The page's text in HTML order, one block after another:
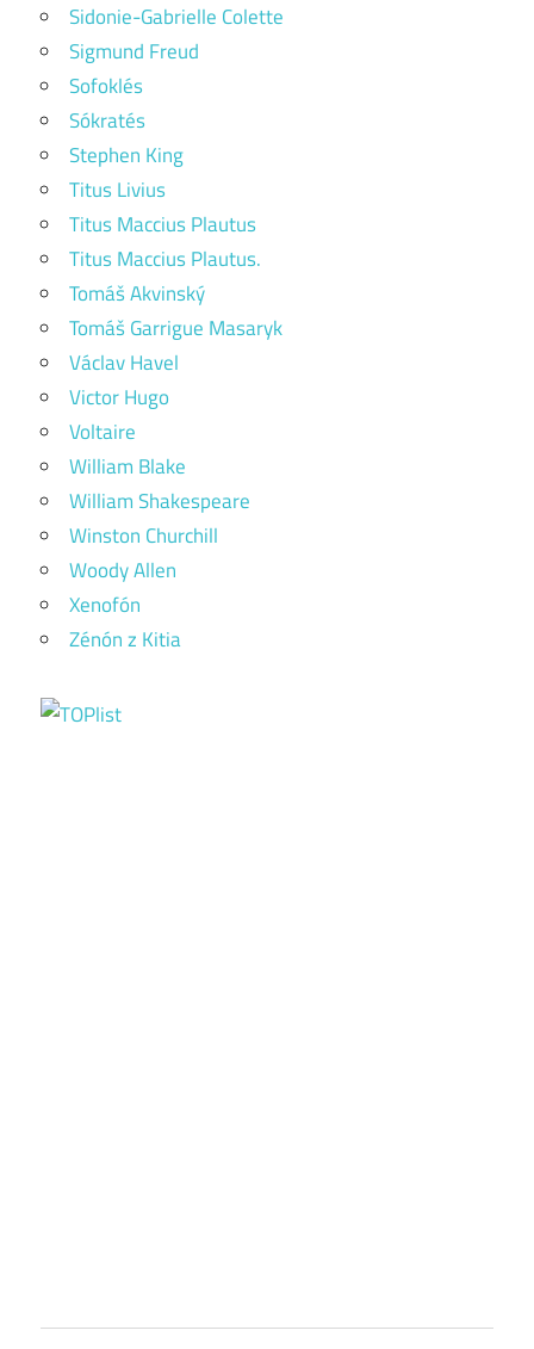
Sidonie-Gabrielle Colette
Sigmund Freud
Sofoklés
Sókratés
Stephen King
Titus Livius
Titus Maccius Plautus
Titus Maccius Plautus.
Tomáš Akvinský
Tomáš Garrigue Masaryk
Václav Havel
Victor Hugo
Voltaire
William Blake
William Shakespeare
Winston Churchill
Woody Allen
Xenofón
Zénón z Kitia